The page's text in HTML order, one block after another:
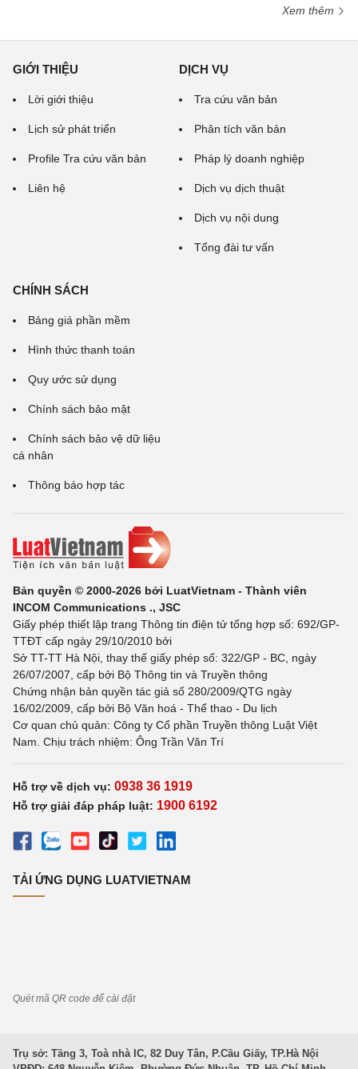
Xem thêm
GIỚI THIỆU
Lời giới thiệu
Lịch sử phát triển
Profile Tra cứu văn bản
Liên hệ
DỊCH VỤ
Tra cứu văn bản
Phân tích văn bản
Pháp lý doanh nghiệp
Dịch vụ dịch thuật
Dịch vụ nội dung
Tổng đài tư vấn
CHÍNH SÁCH
Bảng giá phần mềm
Hình thức thanh toán
Quy ước sử dụng
Chính sách bảo mật
Chính sách bảo vệ dữ liệu
cá nhân
Thông báo hợp tác
Bản quyền © 2000-2026 bởi LuatVietnam - Thành viên
INCOM Communications ., JSC
Giấy phép thiết lập trang Thông tin điện tử tổng hợp số: 692/GP-
TTĐT cấp ngày 29/10/2010 bởi
Sở TT-TT Hà Nội, thay thế giấy phép số: 322/GP - BC, ngày
26/07/2007, cấp bởi Bộ Thông tin và Truyền thông
Chứng nhận bản quyền tác giả số 280/2009/QTG ngày
16/02/2009, cấp bởi Bộ Văn hoá - Thể thao - Du lịch
Cơ quan chủ quản: Công ty Cổ phần Truyền thông Luật Việt
Nam. Chịu trách nhiệm: Ông Trần Văn Trí
Hỗ trợ về dịch vụ: 0938 36 1919
Hỗ trợ giải đáp pháp luật: 1900 6192
TẢI ỨNG DỤNG LUATVIETNAM
Quét mã QR code để cài đặt
Trụ sở: Tầng 3, Toà nhà IC, 82 Duy Tân, P.Cầu Giấy, TP.Hà Nội